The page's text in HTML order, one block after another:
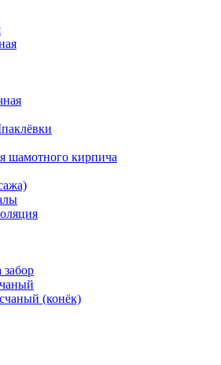
шамотного кирпича
(конёк)